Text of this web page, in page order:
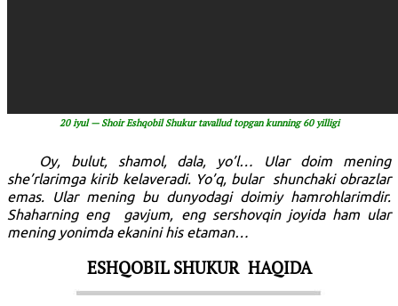
20 iyul — Shoir Eshqobil Shukur tavallud topgan kunning 60 yilligi
Oy, bulut, shamol, dala, yo’l… Ular doim mening
she’rlarimga kirib kelaveradi. Yo’q, bular shunchaki obrazlar
emas. Ular mening bu dunyodagi doimiy hamrohlarimdir.
Shaharning eng gavjum, eng sershovqin joyida ham ular
mening yonimda ekanini his etaman…
ESHQOBIL SHUKUR HAQIDA